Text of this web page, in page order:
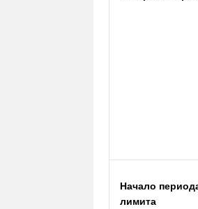
Начало
лимита